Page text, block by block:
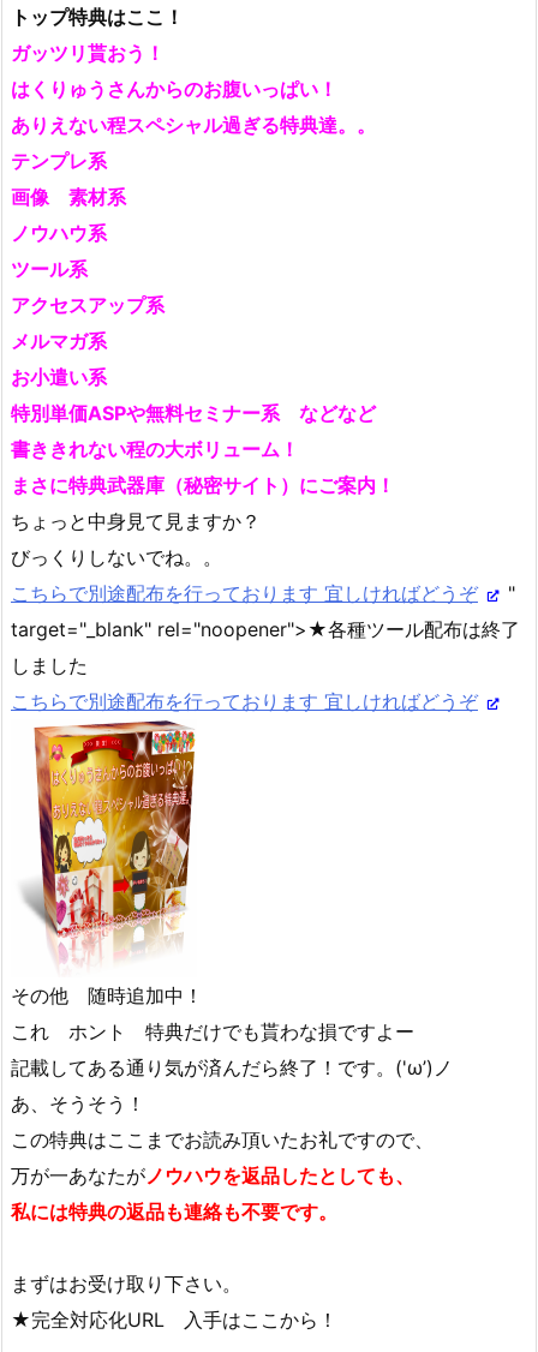
トップ特典はここ！
ガッツリ貰おう！
はくりゅうさんからのお腹いっぱい！
ありえない程スペシャル過ぎる特典達。。
テンプレ系
画像 素材系
ノウハウ系
ツール系
アクセスアップ系
メルマガ系
お小遣い系
特別単価ASPや無料セミナー系 などなど
書ききれない程の大ボリューム！
まさに特典武器庫（秘密サイト）にご案内！
ちょっと中身見て見ますか？
びっくりしないでね。。
こちらで別途配布を行っております 宜しければどうぞ
"
target="_blank" rel="noopener">★各種ツール配布は終了
しました
こちらで別途配布を行っております 宜しければどうぞ
その他 随時追加中！
これ ホント 特典だけでも貰わな損ですよー
記載してある通り気が済んだら終了！です。('ω’)ノ
あ、そうそう！
この特典はここまでお読み頂いたお礼ですので、
万が一あなたがノウハウを返品したとしても、
私には特典の返品も連絡も不要です。
まずはお受け取り下さい。
★完全対応化URL 入手はここから！